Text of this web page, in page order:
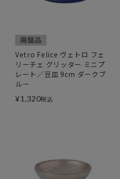
廃盤品
Vetro Felice ヴェトロ フェ
リーチェ グリッター ミニプ
レート／豆皿 9cm ダークブ
ルー
¥1,320税込